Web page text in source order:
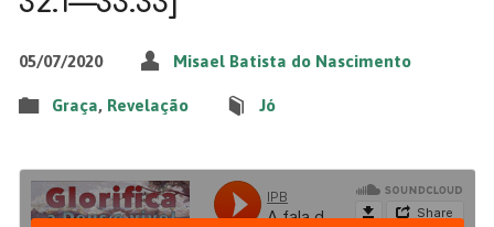
05/07/2020 Misael Batista do Nascimento
Graça, Revelação Jó